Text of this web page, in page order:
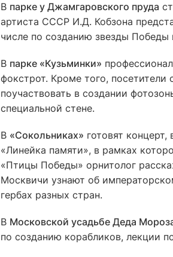
В парке у Джамгаровского пруда
артиста СССР И.Д. Кобзона
числе по созданию звезды Победы
В парке «Кузьминки»
фокстрот. Кроме того,
поучаствовать в создании
специальной стене.
В «Сокольниках» готовят
«Линейка памяти», в рамках
«Птицы Победы» орнитолог
Москвичи узнают об
гербах разных стран.
В Московской усадьбе Деда
по созданию корабликов, лекции